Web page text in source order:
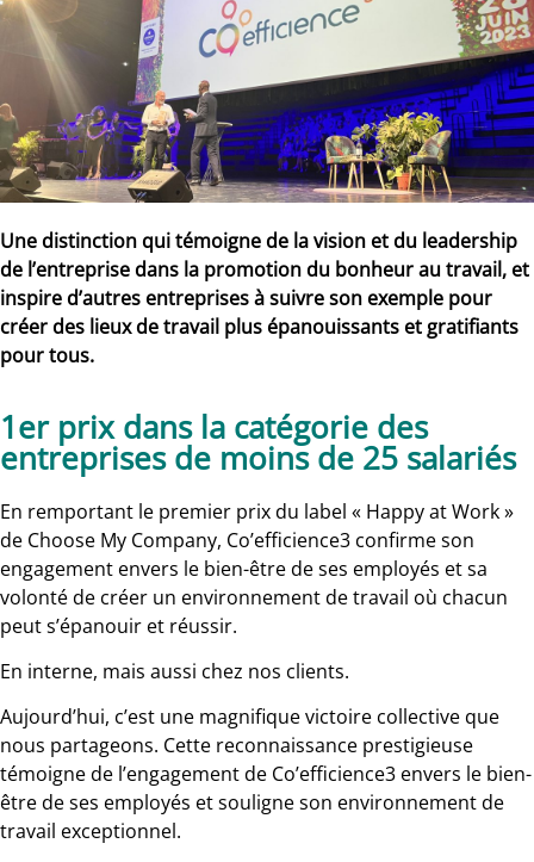
Une distinction qui témoigne de la vision et du leadership
de l’entreprise dans la promotion du bonheur au travail, et
inspire d’autres entreprises à suivre son exemple pour
créer des lieux de travail plus épanouissants et gratifiants
pour tous.
1er prix dans la catégorie des
entreprises de moins de 25 salariés
En remportant le premier prix du label « Happy at Work »
de Choose My Company, Co’efficience3 confirme son
engagement envers le bien-être de ses employés et sa
volonté de créer un environnement de travail où chacun
peut s’épanouir et réussir.
En interne, mais aussi chez nos clients.
Aujourd’hui, c’est une magnifique victoire collective que
nous partageons. Cette reconnaissance prestigieuse
témoigne de l’engagement de Co’efficience3 envers le bien-
être de ses employés et souligne son environnement de
travail exceptionnel.